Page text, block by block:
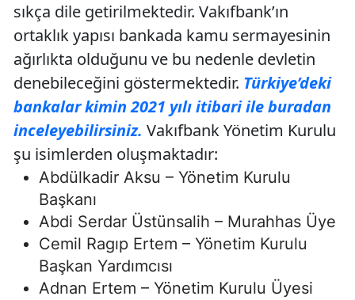
sıkça dile getirilmektedir. Vakıfbank’ın
ortaklık yapısı bankada kamu sermayesinin
ağırlıkta olduğunu ve bu nedenle devletin
denebileceğini göstermektedir. Türkiye’deki
bankalar kimin 2021 yılı itibari ile buradan
inceleyebilirsiniz. Vakıfbank Yönetim Kurulu
şu isimlerden oluşmaktadır:
Abdülkadir Aksu – Yönetim Kurulu
Başkanı
Abdi Serdar Üstünsalih – Murahhas Üye
Cemil Ragıp Ertem – Yönetim Kurulu
Başkan Yardımcısı
Adnan Ertem – Yönetim Kurulu Üyesi